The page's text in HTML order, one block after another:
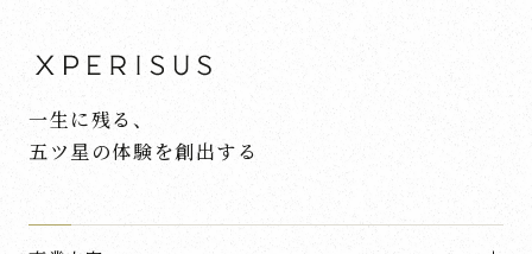
一生に残る、
五ツ星の体験を創出する